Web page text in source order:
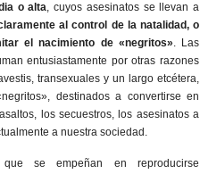
o alta, cuyos asesinatos se llevan a
al control de la natalidad, o
el nacimiento de «negritos». Las
entusiastamente por otras razones
transexuales y un largo etcétera,
destinados a convertirse en
los secuestros, los asesinatos a
a nuestra sociedad.
se empeñan en reproducirse